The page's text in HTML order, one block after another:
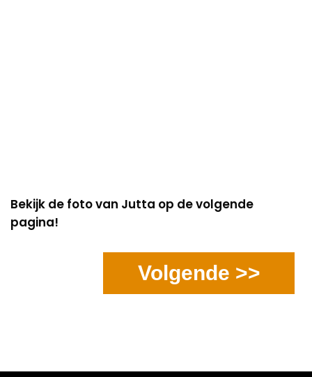
Bekijk de foto van Jutta op de volgende
pagina!
Volgende >>